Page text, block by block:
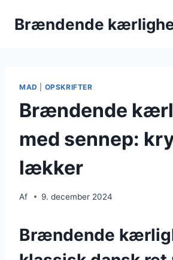
Brændende
MAD OPSKRIFTER
Brændende
med sennep:
lækker
Af 9. december 2024
Brændende